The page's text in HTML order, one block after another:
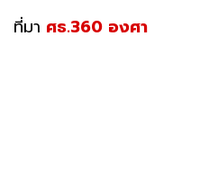
ที่มา ศธ.360 องศา